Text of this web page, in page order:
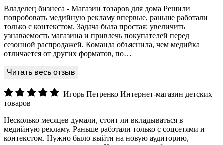
Владелец бизнеса - Магазин товаров для дома Решили
попробовать медийную рекламу впервые, раньше работали
только с контекстом. Задача была простая: увеличить
узнаваемость магазина и привлечь покупателей перед
сезонной распродажей. Команда объяснила, чем медийка
отличается от других форматов, по…
Игорь Петренко Интернет-магазин детских
товаров
Несколько месяцев думали, стоит ли вкладываться в
медийную рекламу. Раньше работали только с соцсетями и
контекстом. Нужно было выйти на новую аудиторию,